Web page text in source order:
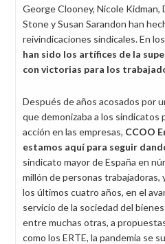
George Clooney, Nicole Kidman,
Stone y Susan Sarandon han
reivindicaciones sindicales. En
han sido los artífices de la
con victorias para los
Después de años acosados por
que demonizaba a los sindicatos
acción en las empresas, CCOO
estamos aquí para seguir
sindicato mayor de España en
millón de personas trabajadoras,
los últimos cuatro años, en el
servicio de la sociedad del
entre muchas otras, a
como los ERTE, la pandemia se